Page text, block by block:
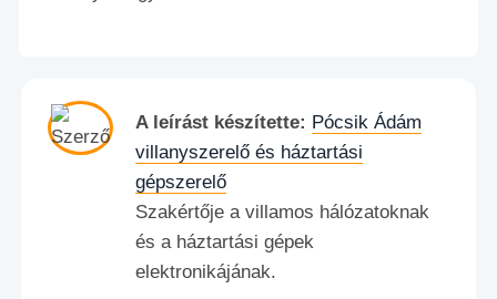
A leírást készítette: Pócsik Ádám
villanyszerelő és háztartási
gépszerelő
Szakértője a villamos hálózatoknak
és a háztartási gépek
elektronikájának.